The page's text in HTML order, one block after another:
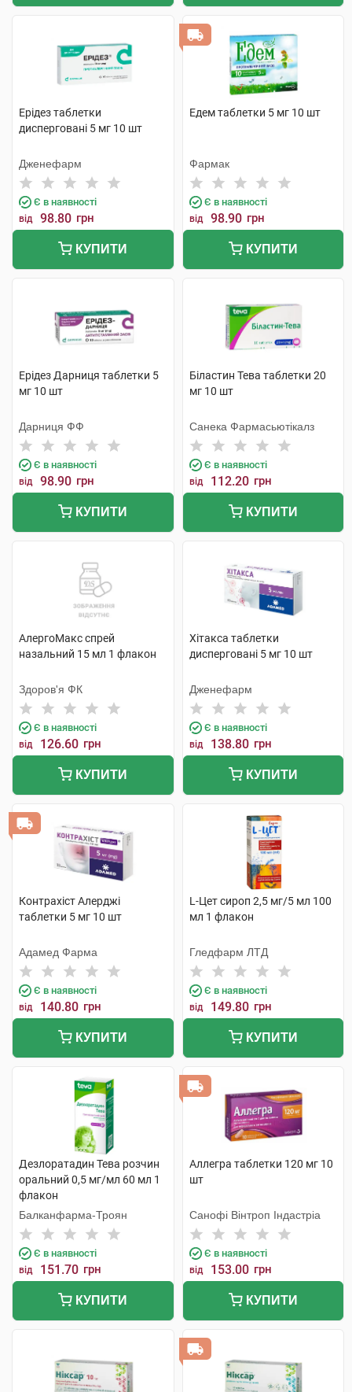
Ерідез таблетки
дисперговані 5 мг 10 шт
Дженефарм
Є в наявності
від 98.80 грн
КУПИТИ
Едем таблетки 5 мг 10 шт
Фармак
Є в наявності
від 98.90 грн
КУПИТИ
Ерідез Дарниця таблетки 5
мг 10 шт
Дарниця ФФ
Є в наявності
від 98.90 грн
КУПИТИ
Біластин Тева таблетки 20
мг 10 шт
Санека Фармасьютікалз
Є в наявності
від 112.20 грн
КУПИТИ
АлергоМакс спрей
назальний 15 мл 1 флакон
Здоров'я ФК
Є в наявності
від 126.60 грн
КУПИТИ
Хітакса таблетки
дисперговані 5 мг 10 шт
Дженефарм
Є в наявності
від 138.80 грн
КУПИТИ
Контрахіст Алерджі
таблетки 5 мг 10 шт
Адамед Фарма
Є в наявності
від 140.80 грн
КУПИТИ
L-Цет сироп 2,5 мг/5 мл 100
мл 1 флакон
Гледфарм ЛТД
Є в наявності
від 149.80 грн
КУПИТИ
Дезлоратадин Тева розчин
оральний 0,5 мг/мл 60 мл 1
флакон
Балканфарма-Троян
Є в наявності
від 151.70 грн
КУПИТИ
Аллегра таблетки 120 мг 10
шт
Санофі Вінтроп Індастріа
Є в наявності
від 153.00 грн
КУПИТИ